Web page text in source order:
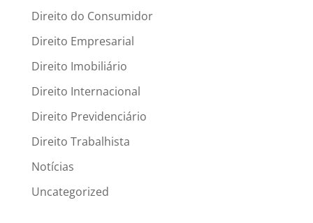
Direito do Consumidor
Direito Empresarial
Direito Imobiliário
Direito Internacional
Direito Previdenciário
Direito Trabalhista
Notícias
Uncategorized